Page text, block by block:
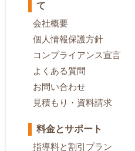
て
会社概要
個人情報保護方針
コンプライアンス宣言
よくある質問
お問い合わせ
見積もり・資料請求
料金とサポート
指導料と割引プラン